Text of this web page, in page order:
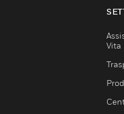
Vita